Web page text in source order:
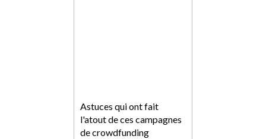
Astuces qui ont fait
l'atout de ces campagnes
de crowdfunding